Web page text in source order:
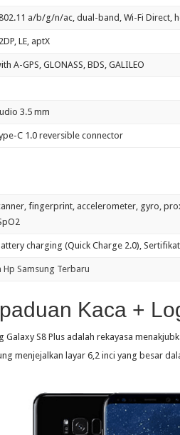
a/b/g/n/ac, dual-band, Wi-Fi Direct,
LE, aptX
A-GPS, GLONASS, BDS, GALILEO
3.5 mm
C 1.0 reversible connector
fingerprint, accelerometer, gyro,
charging (Quick Charge 2.0),
Hp Samsung Terbaru
Kaca +
Galaxy S8 Plus adalah rekayasa
menjejalkan layar 6,2 inci yang besar